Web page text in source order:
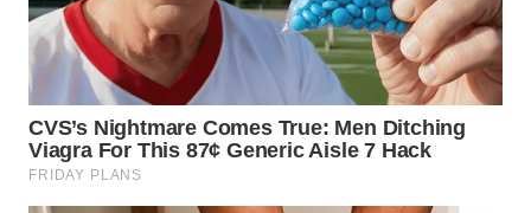
WN
KALSEL
WN
KALTIM